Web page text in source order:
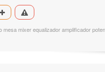
mixer equalizador amplificador